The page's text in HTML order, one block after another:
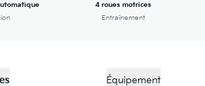
4 roues motrices
Entraînement
Équipement